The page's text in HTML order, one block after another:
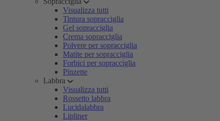
Visualizza tutti
Tintura sopracciglia
Gel sopracciglia
Crema sopracciglia
Polvere per sopracciglia
Matite per sopracciglia
Forbici per sopracciglia
Pinzette
Labbra
Visualizza tutti
Rossetto labbra
Lucidalabbra
Lipliner